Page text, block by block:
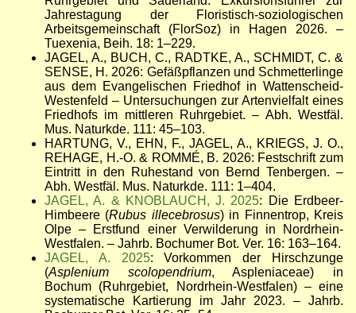
Jahrestagung der Floristisch-soziologischen
Arbeitsgemeinschaft (FlorSoz) in Hagen 2026. –
Tuexenia, Beih. 18: 1–229.
JAGEL, A., BUCH, C., RADTKE, A., SCHMIDT, C. &
SENSE, H. 2026: Gefäßpflanzen und Schmetterlinge
aus dem Evangelischen Friedhof in Wattenscheid-
Westenfeld – Untersuchungen zur Artenvielfalt eines
Friedhofs im mittleren Ruhrgebiet.– Abh. Westfäl.
Mus. Naturkde. 111: 45–103.
HARTUNG, V., EHN, F., JAGEL, A., KRIEGS, J. O.,
REHAGE, H.-O. & ROMMÉ, B. 2026: Festschrift zum
Eintritt in den Ruhestand von Bernd Tenbergen. –
Abh. Westfäl. Mus. Naturkde. 111: 1–404.
JAGEL, A. & KNOBLAUCH, J. 2025: Die Erdbeer-
Himbeere (Rubus illecebrosus) in Finnentrop, Kreis
Olpe – Erstfund einer Verwilderung in Nordrhein-
Westfalen. – Jahrb. Bochumer Bot. Ver. 16: 163–164.
JAGEL, A. 2025: Vorkommen der Hirschzunge
(Asplenium scolopendrium, Aspleniaceae) in
Bochum (Ruhrgebiet, Nordrhein-Westfalen) – eine
systematische Kartierung im Jahr 2023. – Jahrb.